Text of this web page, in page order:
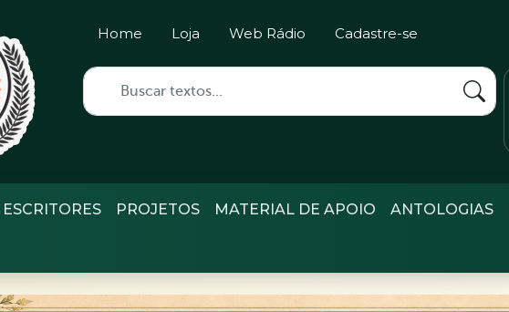
Home Loja Web Rádio Cadastre-se
ESCRITORES PROJETOS MATERIAL DE APOIO ANTOLOGIAS